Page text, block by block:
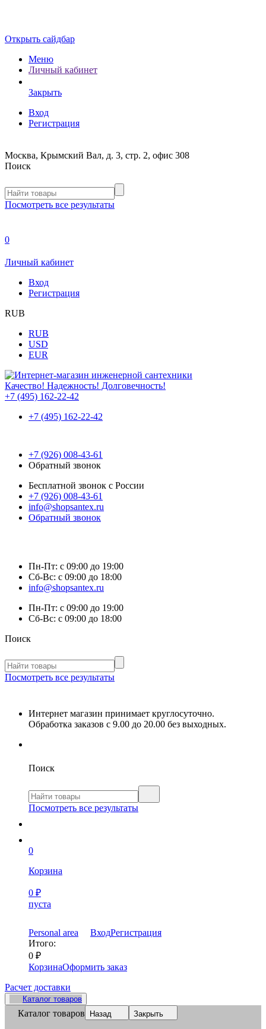
Открыть сайдбар
Меню
Личный кабинет
Закрыть
Вход
Регистрация
Москва, Крымский Вал, д. 3, стр. 2, офис 308
Поиск
Посмотреть все результаты
0
Личный кабинет
Вход
Регистрация
RUB
RUB
USD
EUR
Качество! Надежность! Долговечность!
+7 (495) 162-22-42
+7 (495) 162-22-42
+7 (926) 008-43-61
Обратный звонок
Бесплатной звонок с России
+7 (926) 008-43-61
info@shopsantex.ru
Обратный звонок
Пн-Пт: с 09:00 до 19:00
Сб-Вс: с 09:00 до 18:00
info@shopsantex.ru
Пн-Пт: с 09:00 до 19:00
Сб-Вс: с 09:00 до 18:00
Поиск
Посмотреть все результаты
Интернет магазин принимает круглосуточно.
Обработка заказов с 9.00 до 20.00 без выходных.
Поиск
Посмотреть все результаты
0
Корзина
0 ₽
пуста
Personal area ВходРегистрация
Итого:
0 ₽
КорзинаОформить заказ
Расчет доставки
Каталог товаров
Каталог товаров Назад Закрыть